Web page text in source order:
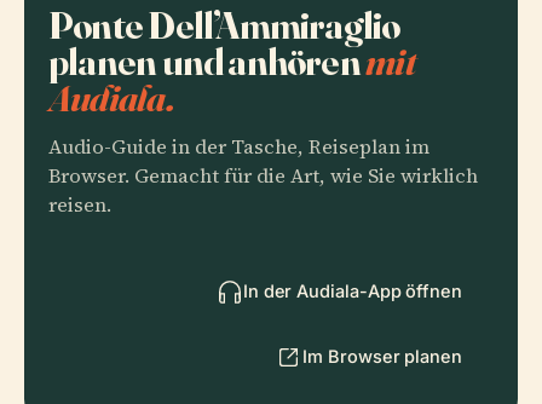
Ponte Dell’Ammiraglio
planen und anhörenmit
Audiala.
Audio-Guide in der Tasche, Reiseplan im
Browser. Gemacht für die Art, wie Sie wirklich
reisen.
In der Audiala-App öffnen
Im Browser planen